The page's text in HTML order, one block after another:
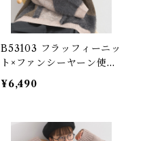
B53103 フラッフィーニッ
ト×ファンシーヤーン使い
柄配色ニットプルオーバー
/ Fluffy Knit × Fancy Y
ock Pullover
¥6,490